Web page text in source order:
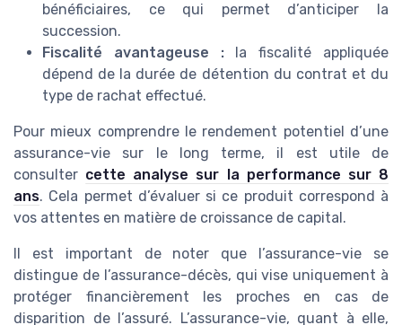
bénéficiaires, ce qui permet d’anticiper la
succession.
Fiscalité avantageuse :la fiscalité appliquée
dépend de la durée de détention du contrat et du
type de rachat effectué.
Pour mieux comprendre le rendement potentiel d’une
assurance-vie sur le long terme, il est utile de
consulter cette analyse sur la performance sur 8
ans. Cela permet d’évaluer si ce produit correspond à
vos attentes en matière de croissance de capital.
Il est important de noter que l’assurance-vie se
distingue de l’assurance-décès, qui vise uniquement à
protéger financièrement les proches en cas de
disparition de l’assuré. L’assurance-vie, quant à elle,